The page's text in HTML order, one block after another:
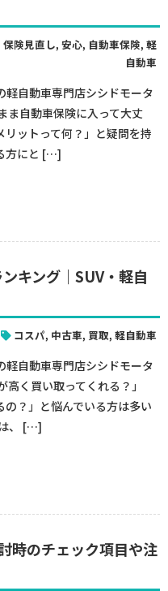
保険見直し, 安心, 自動車保険, 軽
自動車
軽自動車専門店シシドモータ
ま自動車保険に入って大丈
ットって何？」と疑問を持
方にと […]
キング｜SUV・軽自
コスパ, 中古車, 買取, 軽自動車
軽自動車専門店シシドモータ
く買い取ってくれる？」
の？」と悩んでいる方は多い
、 […]
時のチェック項目や注